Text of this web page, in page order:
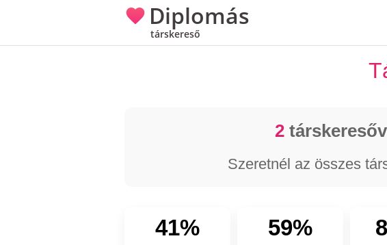
Diplomás
társkereső
2
Szeretnél az összes
41% 59%